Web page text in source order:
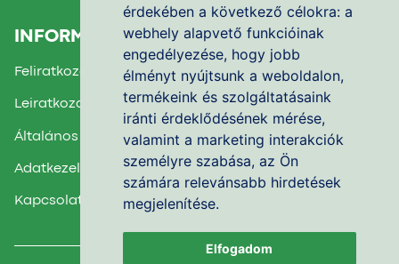
érdekében a következő célokra: a
webhely alapvető funkcióinak
engedélyezése, hogy jobb
élményt nyújtsunk a weboldalon,
termékeink és szolgáltatásaink
iránti érdeklődésének mérése,
valamint a marketing interakciók
személyre szabása, az Ön
számára relevánsabb hirdetések
megjelenítése.
Elfogadom
INFORMÁCIÓK
Feliratkozás a Hírlevélre
Leiratkozás a Hírlevélről
Általános Felhasználási Feltételek
Adatkezelési Nyilatkozat
Kapcsolatfelvétel